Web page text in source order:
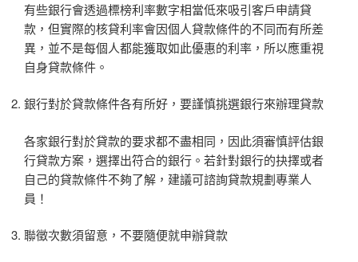
有些銀行會透過標榜利率數字相當低來吸引客戶申請貸
款，但實際的核貸利率會因個人貸款條件的不同而有所差
異，並不是每個人都能獲取如此優惠的利率，所以應重視
自身貸款條件。
銀行對於貸款條件各有所好，要謹慎挑選銀行來辦理貸款
各家銀行對於貸款的要求都不盡相同，因此須審慎評估銀
行貸款方案，選擇出符合的銀行。若針對銀行的抉擇或者
自己的貸款條件不夠了解，建議可諮詢貸款規劃專業人
員！
聯徵次數須留意，不要隨便就申辦貸款